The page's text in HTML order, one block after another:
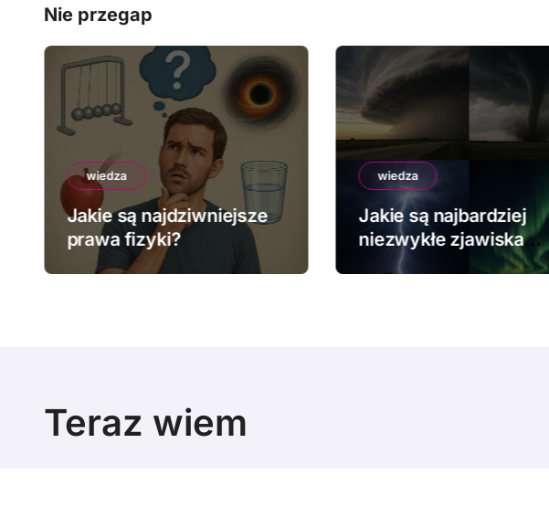
Nie przegap
wiedza
Jakie są najdziwniejsze
prawa fizyki?
wiedza
Jakie są najbardziej
niezwykłe zjawiska
pogodowe?
Teraz wiem